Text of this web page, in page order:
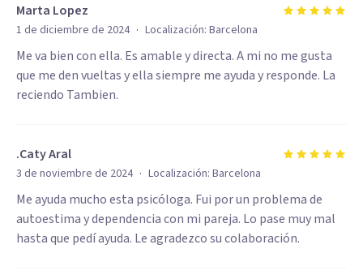
Marta Lopez
1 de diciembre de 2024 · Localización: Barcelona
Me va bien con ella. Es amable y directa. A mi no me gusta
que me den vueltas y ella siempre me ayuda y responde. La
reciendo Tambien.
.Caty Aral
3 de noviembre de 2024 · Localización: Barcelona
Me ayuda mucho esta psicóloga. Fui por un problema de
autoestima y dependencia con mi pareja. Lo pase muy mal
hasta que pedí ayuda. Le agradezco su colaboración.